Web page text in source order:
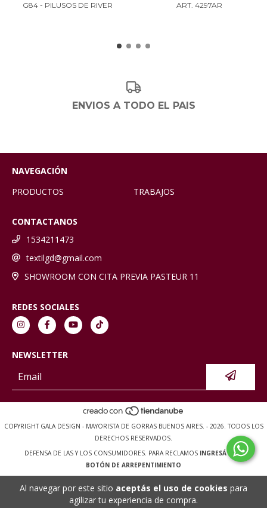
Al navegar por este sitio aceptás el uso de cookies para
agilizar tu experiencia de compra.
G84 - PILUSOS DE RIVER ART. 4297AR
ENVIOS A TODO EL PAIS
NAVEGACIÓN
PRODUCTOS
TRABAJOS
CONTACTANOS
1534211473
textilgd@gmail.com
SHOWROOM CON CITA PREVIA PASTEUR 11
REDES SOCIALES
NEWSLETTER
COPYRIGHT GALA DESIGN - MAYORISTA DE GORRAS BUENOS AIRES. - 2026. TODOS LOS
DERECHOS RESERVADOS.
DEFENSA DE LAS Y LOS CONSUMIDORES. PARA RECLAMOS INGRESÁ ACÁ.
BOTÓN DE ARREPENTIMIENTO